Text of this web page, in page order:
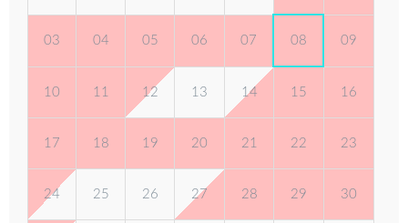
03 04 05 06 07 08 09
10 11 12 13 14 15 16
17 18 19 20 21 22 23
24 25 26 27 28 29 30